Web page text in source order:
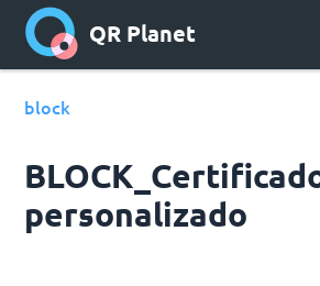
QR Planet
block
personalizado